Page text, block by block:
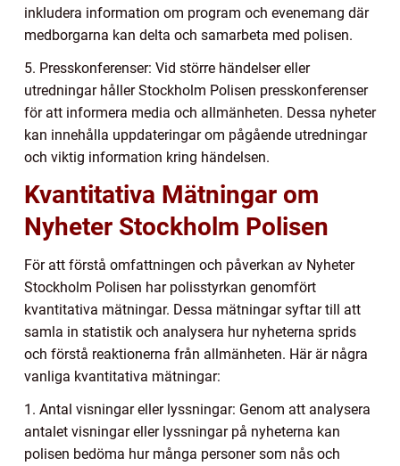
inkludera information om program och evenemang där
medborgarna kan delta och samarbeta med polisen.
5. Presskonferenser: Vid större händelser eller
utredningar håller Stockholm Polisen presskonferenser
för att informera media och allmänheten. Dessa nyheter
kan innehålla uppdateringar om pågående utredningar
och viktig information kring händelsen.
Kvantitativa Mätningar om
Nyheter Stockholm Polisen
För att förstå omfattningen och påverkan av Nyheter
Stockholm Polisen har polisstyrkan genomfört
kvantitativa mätningar. Dessa mätningar syftar till att
samla in statistik och analysera hur nyheterna sprids
och förstå reaktionerna från allmänheten. Här är några
vanliga kvantitativa mätningar:
1. Antal visningar eller lyssningar: Genom att analysera
antalet visningar eller lyssningar på nyheterna kan
polisen bedöma hur många personer som nås och